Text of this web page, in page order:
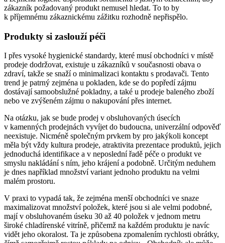
zákazník požadovaný produkt nemusel hledat. To to by
k příjemnému zákaznickému zážitku rozhodně nepřispělo.
Produkty si zaslouží péči
I přes vysoké hygienické standardy, které musí obchodníci v místě
prodeje dodržovat, existuje u zákazníků v současnosti obava o
zdraví, takže se snaží o minimalizaci kontaktu s prodavači. Tento
trend je patrný zejména u pokladen, kde se do popředí zájmu
dostávají samoobslužné pokladny, a také u prodeje baleného zboží
nebo ve zvýšeném zájmu o nakupování přes internet.
Na otázku, jak se bude prodej v obsluhovaných úsecích
v kamenných prodejnách vyvíjet do budoucna, univerzální odpověď
neexistuje. Nicméně společným prvkem by pro jakýkoli koncept
měla být vždy kultura prodeje, atraktivita prezentace produktů, jejich
jednoduchá identifikace a v neposlední řadě péče o produkt ve
smyslu nakládání s ním, jeho krájení a podobně. Určitým neduhem
je dnes například množství variant jednoho produktu na velmi
malém prostoru.
V praxi to vypadá tak, že zejména menší obchodníci ve snaze
maximalizovat množství položek, které jsou si ale velmi podobné,
mají v obsluhovaném úseku 30 až 40 položek v jednom metru
široké chladírenské vitríně, přičemž na každém produktu je navíc
vidět jeho okoralost. Ta je způsobena zpomalením rychlosti obrátky,